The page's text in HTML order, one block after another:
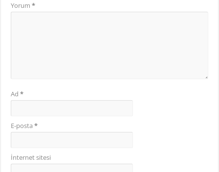
Yorum*
Ad*
E-posta*
İnternet sitesi